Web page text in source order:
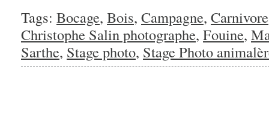
Tags: Bocage, Bois, Campagne, Carnivore
Christophe Salin photographe, Fouine,
Sarthe, Stage photo, Stage Photo